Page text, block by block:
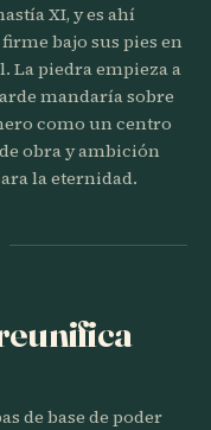
XI, y es ahí
bajo sus pies en
La piedra empieza a
mandaría sobre
como un centro
obra y ambición
la eternidad.
de base de poder